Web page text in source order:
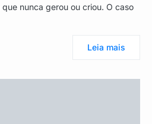
nunca gerou ou criou. O caso
Leia mais